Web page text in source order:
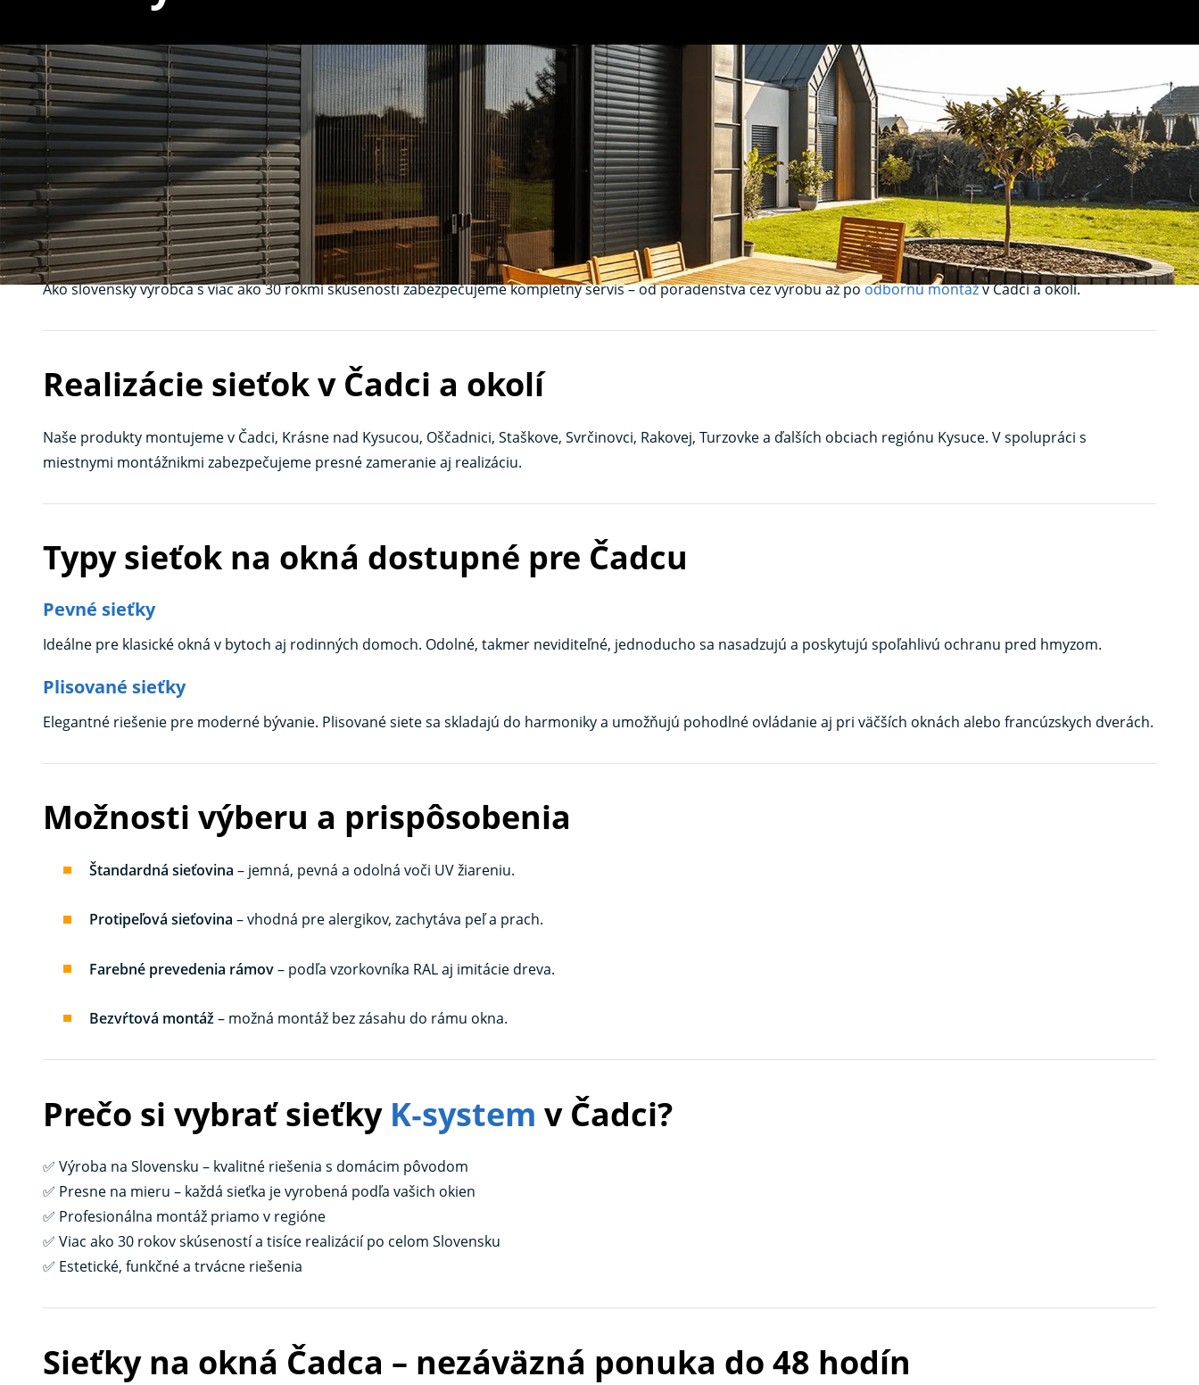
Sieťky na okná Čadca – diskrétna ochrana proti
hmyzu na mieru
Hľadáte spoľahlivé a estetickésieťky na oknáv Čadci? VK‑systemeponúkame kvalitné siete proti hmyzu, ktoré vám zabezpečia pokojné vetranie bez obáv z komárov,
múch či peľu. Naše sieťky sú vyrábané na mieru a dokonale zapadnú do dizajnu vášho domova.
Ako slovenský výrobca s viac ako 30 rokmi skúseností zabezpečujeme kompletný servis – od poradenstva cez výrobu až poodbornú montážv Čadci a okolí.
Realizácie sieťok v Čadci a okolí
Naše produkty montujeme v Čadci, Krásne nad Kysucou, Oščadnici, Staškove, Svrčinovci, Rakovej, Turzovke a ďalších obciach regiónu Kysuce. V spolupráci s
miestnymi montážnikmi zabezpečujeme presné zameranie aj realizáciu.
Typy sieťok na okná dostupné pre Čadcu
Pevné sieťky
Ideálne pre klasické okná v bytoch aj rodinných domoch. Odolné, takmer neviditeľné, jednoducho sa nasadzujú a poskytujú spoľahlivú ochranu pred hmyzom.
Plisované sieťky
Elegantné riešenie pre moderné bývanie. Plisované siete sa skladajú do harmoniky a umožňujú pohodlné ovládanie aj pri väčších oknách alebo francúzskych dverách.
Možnosti výberu a prispôsobenia
Štandardná sieťovina – jemná, pevná a odolná voči UV žiareniu.
Protipeľová sieťovina – vhodná pre alergikov, zachytáva peľ a prach.
Farebné prevedenia rámov– podľa vzorkovníka RAL aj imitácie dreva.
Bezvŕtová montáž– možná montáž bez zásahu do rámu okna.
Prečo si vybrať sieťky K‑system v Čadci?
✅ Výroba na Slovensku – kvalitné riešenia s domácim pôvodom
✅ Presne na mieru – každá sieťka je vyrobená podľa vašich okien
✅ Profesionálna montáž priamo v regióne
✅ Viac ako 30 rokov skúseností a tisíce realizácií po celom Slovensku
✅ Estetické, funkčné a trvácne riešenia
Sieťky na okná Čadca – nezáväzná ponuka do 48 hodín